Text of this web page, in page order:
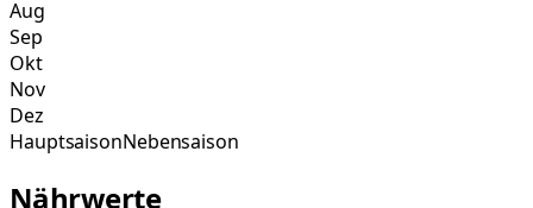
Aug
Sep
Okt
Nov
Dez
HauptsaisonNebensaison
Nährwerte